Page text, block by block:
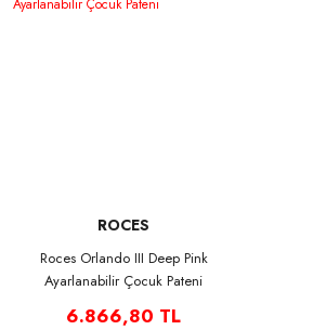
ROCES
Roces Orlando III Deep Pink
Ayarlanabilir Çocuk Pateni
6.866,80 TL